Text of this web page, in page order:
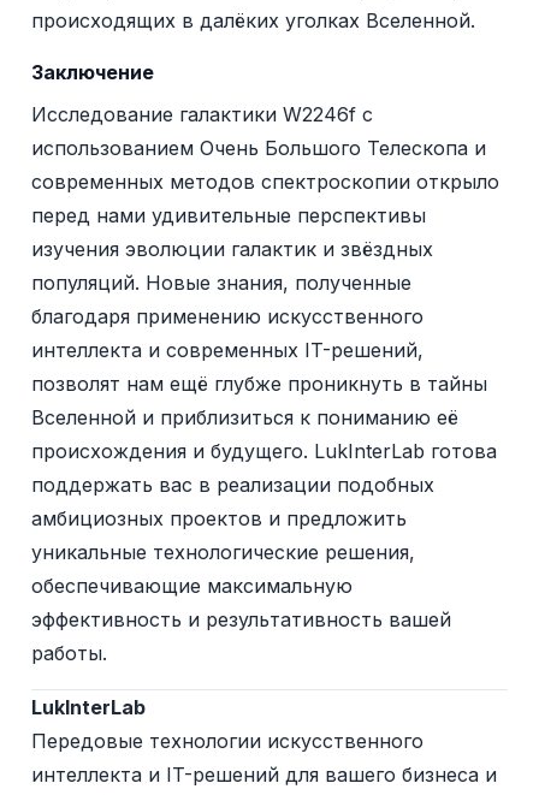
происходящих в далёких уголках Вселенной.
Заключение
Исследование галактики W2246f с
использованием Очень Большого Телескопа и
современных методов спектроскопии открыло
перед нами удивительные перспективы
изучения эволюции галактик и звёздных
популяций. Новые знания, полученные
благодаря применению искусственного
интеллекта и современных IT-решений,
позволят нам ещё глубже проникнуть в тайны
Вселенной и приблизиться к пониманию её
происхождения и будущего. LukInterLab готова
поддержать вас в реализации подобных
амбициозных проектов и предложить
уникальные технологические решения,
обеспечивающие максимальную
эффективность и результативность вашей
работы.
LukInterLab
Передовые технологии искусственного
интеллекта и IT-решений для вашего бизнеса и